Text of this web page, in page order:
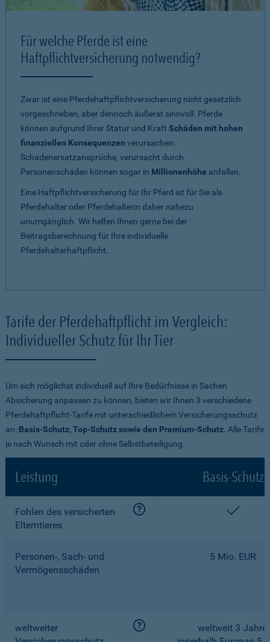
Für welche Pferde ist eine
Haftpflichtversicherung notwendig?
Zwar ist eine Pferdehaftpflichtversicherung nicht gesetzlich
vorgeschrieben, aber dennoch äußerst sinnvoll. Pferde
können aufgrund Ihrer Statur und Kraft Schäden mit hohen
finanziellen Konsequenzen verursachen.
Schadenersatzansprüche, verursacht durch
Personenschäden können sogar in Millionenhöhe anfallen.
Eine Haftpflichtversicherung für Ihr Pferd ist für Sie als
Pferdehalter oder Pferdehalterin daher nahezu
unumgänglich. Wir helfen Ihnen gerne bei der
Beitragsberechnung für Ihre individuelle
Pferdehalterhaftpflicht.
Tarife der Pferdehaftpflicht im Vergleich:
Individueller Schutz für Ihr Tier
Um sich möglichst individuell auf Ihre Bedürfnisse in Sachen
Absicherung anpassen zu können, bieten wir Ihnen 3 verschiedene
Pferdehaftpflicht-Tarife mit unterschiedlichem Versicherungsschutz
an: Basis-Schutz, Top-Schutz sowie den Premium-Schutz. Alle Tarife
je nach Wunsch mit oder ohne Selbstbeteiligung.
Leistung Basis-Schutz
Fohlen des versicherten
Elterntieres
Personen-, Sach- und
Vermögensschäden
5 Mio. EUR
weltweiter
weltweit 3 Jahre,